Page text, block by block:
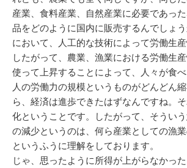
産業、食料産業、自然産業に必要であっ
品をどのように国内に販売するんでしょ
において、人工的な技術によって労働生産
したがって、農業、漁業における労働生
使って上昇することによって、人々が食
人の労働力の規模というものがどんどん
ら、経済は進歩できたはずなんですね。
化ということです。したがって、そうい
の減少というのは、何ら産業としての漁
というふうに理解をしております。
じゃ、思ったように所得が上がらなかっ